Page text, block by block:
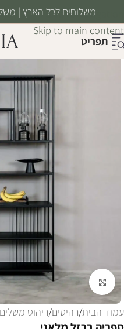
Skip to navigation
Skip to main content
משלוחים לכל הארץ |
תפריט
לחצו להגדלה
עמוד הבית/רהיטים/ריהוט משלים